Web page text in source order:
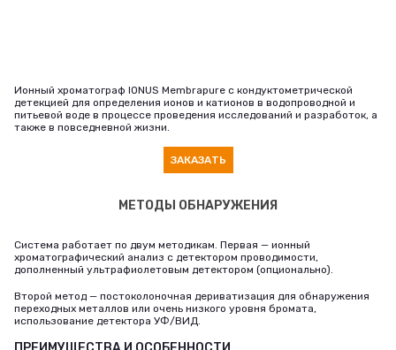
Ионный хроматограф IONUS Membrapure с кондуктометрической
детекцией для определения ионов и катионов в водопроводной и
питьевой воде в процессе проведения исследований и разработок, а
также в повседневной жизни.
ЗАКАЗАТЬ
МЕТОДЫ ОБНАРУЖЕНИЯ
Система работает по двум методикам. Первая — ионный
хроматографический анализ с детектором проводимости,
дополненный ультрафиолетовым детектором (опционально).
Второй метод — постоколоночная дериватизация для обнаружения
переходных металлов или очень низкого уровня бромата,
использование детектора УФ/ВИД.